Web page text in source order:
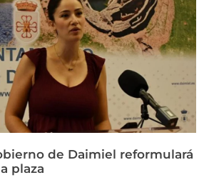
de Daimiel reformulará
plaza